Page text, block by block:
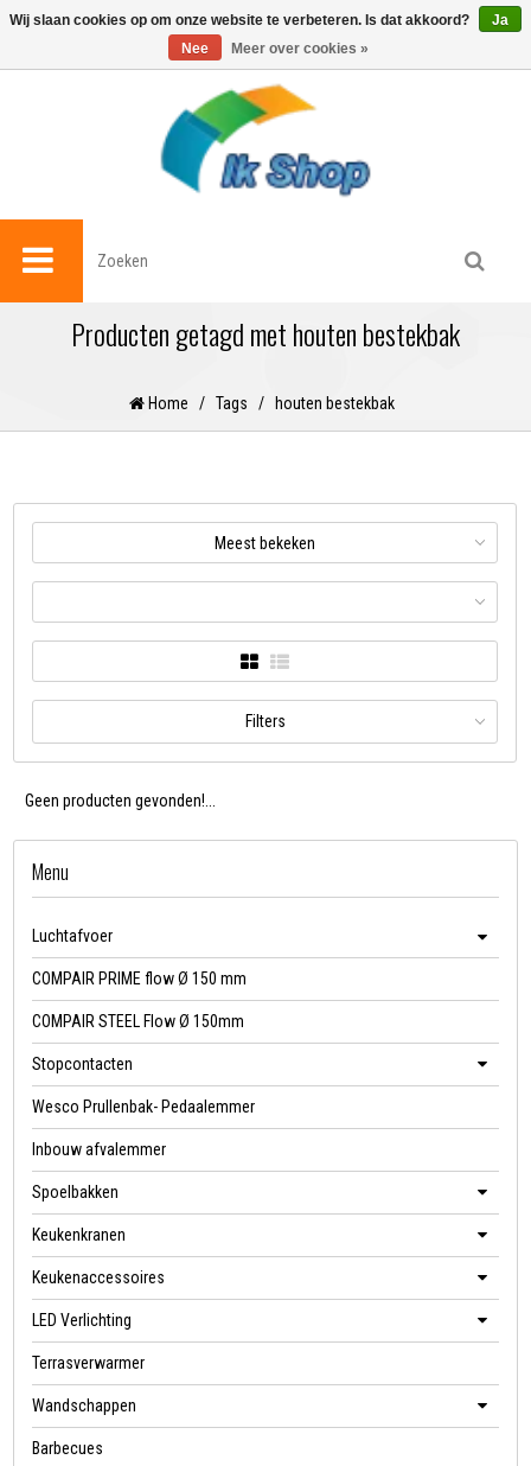
0
Producten getagd met houten bestekbak
Home / Tags / houten bestekbak
Meest bekeken
Filters
Geen producten gevonden!...
Menu
Luchtafvoer
COMPAIR PRIME flow Ø 150 mm
COMPAIR STEEL Flow Ø 150mm
Stopcontacten
Wesco Prullenbak- Pedaalemmer
Inbouw afvalemmer
Spoelbakken
Keukenkranen
Keukenaccessoires
LED Verlichting
Terrasverwarmer
Wandschappen
Barbecues
Wij slaan cookies op om onze website te verbeteren. Is dat akkoord?
Ja
Nee
Meer over cookies »